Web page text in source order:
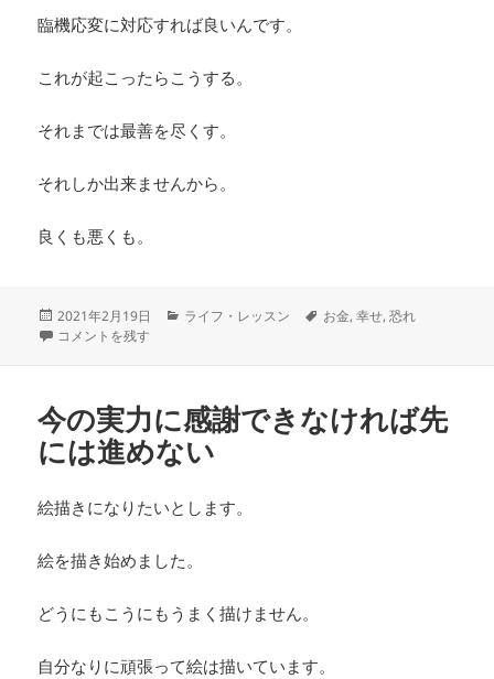
臨機応変に対応すれば良いんです。
これが起こったらこうする。
それまでは最善を尽くす。
それしか出来ませんから。
良くも悪くも。
投
稿
2021年2月19日
カ
ライフ・レッスン
タ
お金,幸せ,恐れ
欲望を無くせば楽になる。恐れと欲望は表裏一体。 に
コメントを残す
今の実力に感謝できなければ先
には進めない
絵描きになりたいとします。
絵を描き始めました。
どうにもこうにもうまく描けません。
自分なりに頑張って絵は描いています。